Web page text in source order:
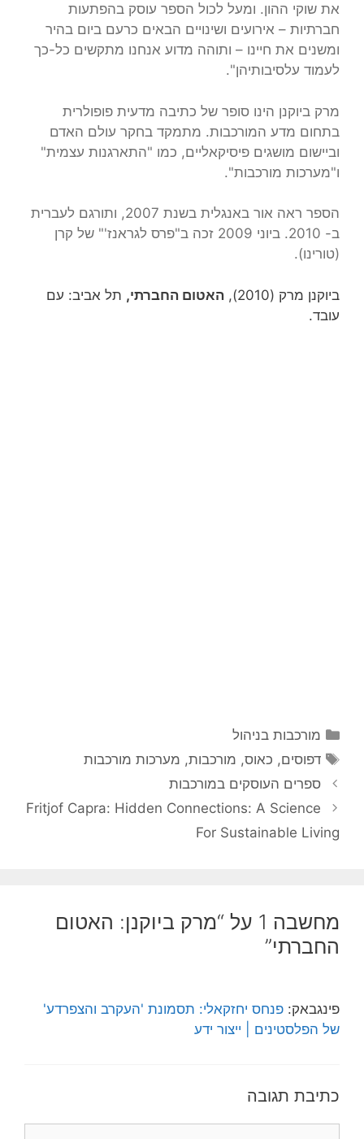
את שוקי ההון. ומעל לכול הספר עוסק בהפתעות
חברתיות – אירועים ושינויים הבאים כרעם ביום בהיר
ומשנים את חיינו – ותוהה מדוע אנחנו מתקשים כל-כך
לעמוד עלסיבותיהן".
מרק ביוקנן הינו סופר של כתיבה מדעית פופולרית
בתחום מדע המורכבות. מתמקד בחקר עולם האדם
וביישום מושגים פיסיקאליים, כמו "התארגנות עצמית"
ו"מערכות מורכבות".
הספר ראה אור באנגלית בשנת 2007, ותורגם לעברית
ב- 2010. ביוני 2009 זכה ב"פרס לגראנז'" של קרן
(טורינו).
ביוקנן מרק (2010), האטום החברתי, תל אביב: עם
עובד.
קטגוריות
מורכבות בניהול
תגיות
דפוסים, כאוס, מורכבות, מערכות מורכבות
ספרים העוסקים במורכבות
Fritjof Capra: Hidden Connections: A Science
For Sustainable Living
מחשבה 1 על “מרק ביוקנן: האטום
החברתי”
פינגבאק: פנחס יחזקאלי: תסמונת 'העקרב והצפרדע'
של הפלסטינים | ייצור ידע
כתיבת תגובה